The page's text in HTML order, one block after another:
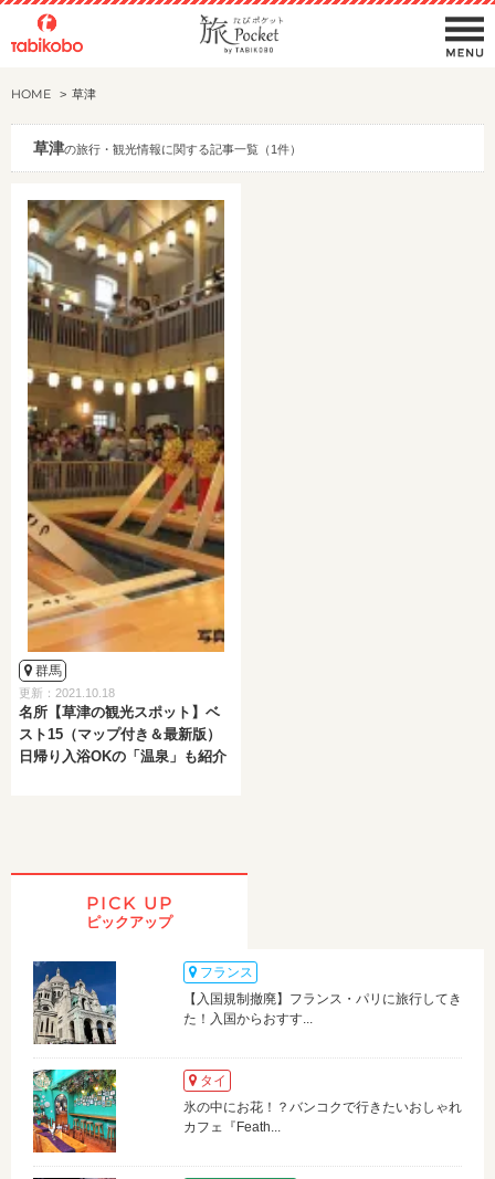
HOME 草津
草津の旅行・観光情報に関する記事一覧（1件）
群馬
更新：2021.10.18
名所【草津の観光スポット】ベ
スト15（マップ付き＆最新版）
日帰り入浴OKの「温泉」も紹介
PICK UP
ピックアップ
フランス
【入国規制撤廃】フランス・パリに旅行してき
た！入国からおすす...
タイ
氷の中にお花！？バンコクで行きたいおしゃれ
カフェ『Feath...